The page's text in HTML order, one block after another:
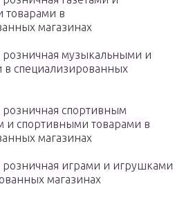
товарами в
магазинах
розничная музыкальными и
в специализированных
розничная спортивным
и спортивными товарами в
магазинах
розничная играми и игрушками
магазинах